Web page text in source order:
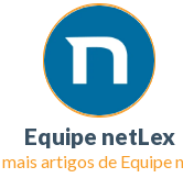
Equipe netLex
artigos de Equipe